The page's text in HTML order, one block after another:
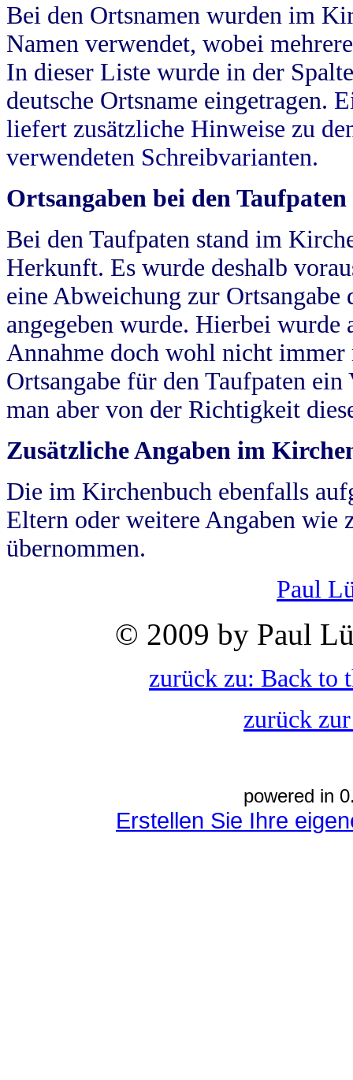
Bei den Ortsnamen wurden im
Namen verwendet, wobei
In dieser Liste wurde in der
deutsche Ortsname eingetragen.
liefert zusätzliche Hinweise zu
verwendeten Schreibvarianten.
Ortsangaben bei den Taufpaten
Bei den Taufpaten stand im
Herkunft. Es wurde deshalb
eine Abweichung zur
angegeben wurde. Hierbei wurde
Annahme doch wohl nicht
Ortsangabe für den Taufpaten
man aber von der Richtigkeit
Zusätzliche Angaben im
Die im Kirchenbuch ebenfalls
Eltern oder weitere Angaben wie
übernommen.
Paul
© 2009 by Paul
zurück zu: Back to
zurück
powered in
Erstellen Sie Ihre